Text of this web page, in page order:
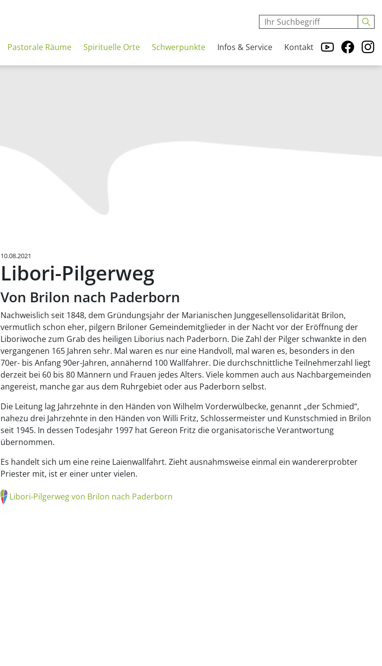
Pastorale Räume Spirituelle Orte Schwerpunkte Infos & Service Kontakt
10.08.2021
Libori-Pilgerweg
Von Brilon nach Paderborn
Nachweislich seit 1848, dem Gründungsjahr der Marianischen Junggesellensolidarität Brilon,
vermutlich schon eher, pilgern Briloner Gemeindemitglieder in der Nacht vor der Eröffnung der
Liboriwoche zum Grab des heiligen Liborius nach Paderborn. Die Zahl der Pilger schwankte in den
vergangenen 165 Jahren sehr. Mal waren es nur eine Handvoll, mal waren es, besonders in den
70er- bis Anfang 90er-Jahren, annähernd 100 Wallfahrer. Die durchschnittliche Teilnehmerzahl liegt
derzeit bei 60 bis 80 Männern und Frauen jedes Alters. Viele kommen auch aus Nachbargemeinden
angereist, manche gar aus dem Ruhrgebiet oder aus Paderborn selbst.
Die Leitung lag Jahrzehnte in den Händen von Wilhelm Vorderwülbecke, genannt „der Schmied“,
nahezu drei Jahrzehnte in den Händen von Willi Fritz, Schlossermeister und Kunstschmied in Brilon
seit 1945. In dessen Todesjahr 1997 hat Gereon Fritz die organisatorische Verantwortung
übernommen.
Es handelt sich um eine reine Laienwallfahrt. Zieht ausnahmsweise einmal ein wandererprobter
Priester mit, ist er einer unter vielen.
Libori-Pilgerweg von Brilon nach Paderborn